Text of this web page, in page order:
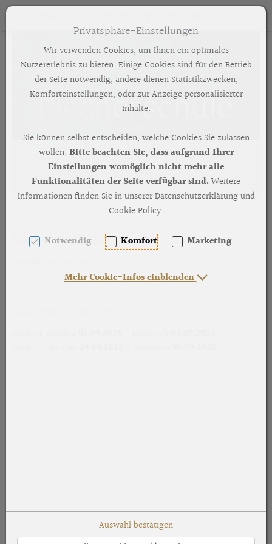
Zum Inhalt springen [AK + 0]
Zum Hauptmenü springen [AK + 1]
Zum Footer-Menü unten (angedockt an Browserrand)
Zum "Barrierefreiheits-Menü" springen [AK + 3]
Zu den Inhalten im Fußbereich springen [AK + 4]
Aktuelles Kursangebot
Mesner Kurs 2026
Privatsphäre-Einstellungen
Wir verwenden Cookies, um Ihnen ein optimales
Nutzererlebnis zu bieten. Einige Cookies sind für den Betrieb
der Seite notwendig, andere dienen Statistikzwecken,
Komforteinstellungen, oder zur Anzeige personalisierter
Inhalte.
Sie können selbst entscheiden, welche Cookies Sie zulassen
wollen. Bitte beachten Sie, dass aufgrund Ihrer
Einstellungen womöglich nicht mehr alle
Funktionalitäten der Seite verfügbar sind.Weitere
Informationen finden Sie in unserer Datenschutzerklärung und
Cookie Policy.
Notwendig Komfort Marketing
Mehr Cookie-Infos einblenden
Auswahl bestätigen